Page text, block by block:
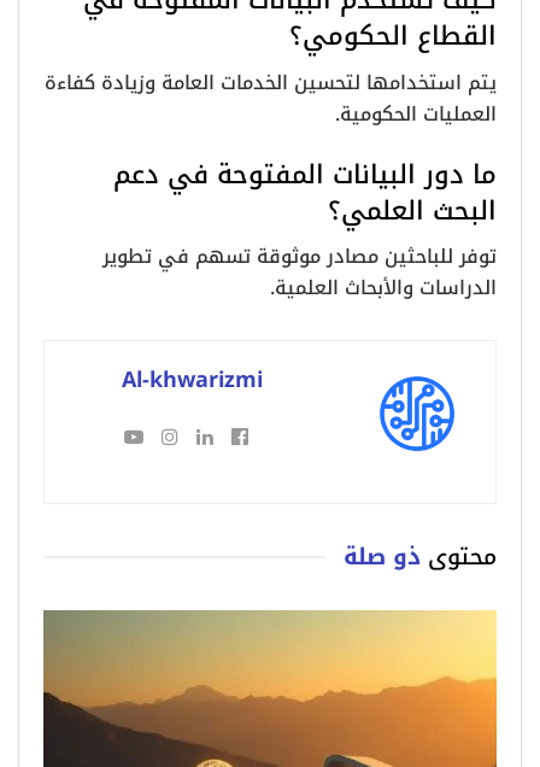
القطاع الحكومي؟
يتم استخدامها لتحسين الخدمات العامة وزيادة كفاءة
العمليات الحكومية.
ما دور البيانات المفتوحة في دعم
البحث العلمي؟
توفر للباحثين مصادر موثوقة تسهم في تطوير
الدراسات والأبحاث العلمية.
Al-khwarizmi
محتوى ذو صلة